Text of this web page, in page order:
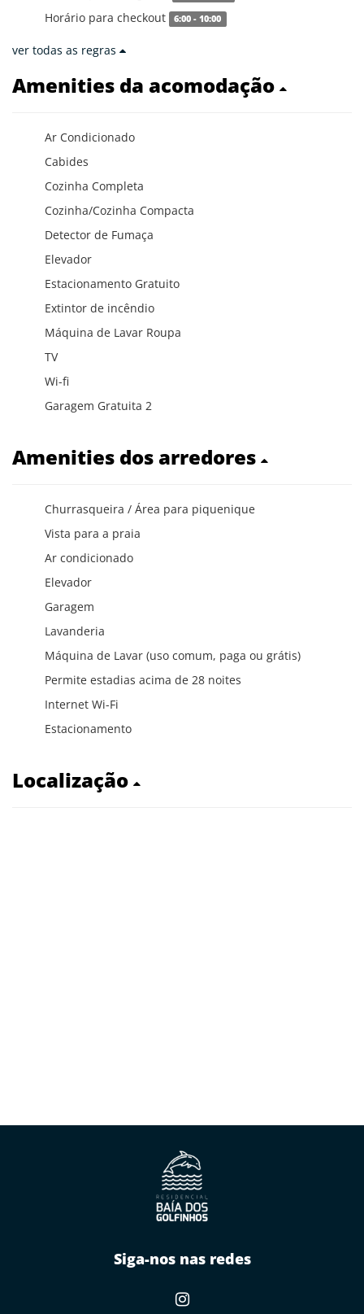
Horário para checkout 6:00 - 10:00
ver todas as regras
Amenities da acomodação
Ar Condicionado
Cabides
Cozinha Completa
Cozinha/Cozinha Compacta
Detector de Fumaça
Elevador
Estacionamento Gratuito
Extintor de incêndio
Máquina de Lavar Roupa
TV
Wi-fi
Garagem Gratuita 2
Amenities dos arredores
Churrasqueira / Área para piquenique
Vista para a praia
Ar condicionado
Elevador
Garagem
Lavanderia
Máquina de Lavar (uso comum, paga ou grátis)
Permite estadias acima de 28 noites
Internet Wi-Fi
Estacionamento
Localização
Siga-nos nas redes